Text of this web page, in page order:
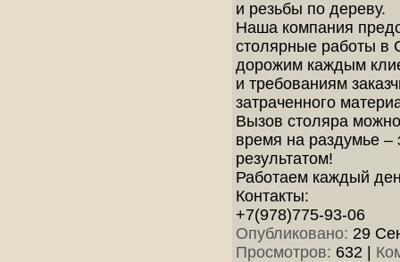
и резьбы по дереву.
Наша компания
столярные работы в
дорожим каждым
и требованиям
затраченного
Вызов столяра
время на раздумье –
результатом!
Работаем каждый
Контакты:
+7(978)775-93-06
Опубликовано: 29
Просмотров: 632